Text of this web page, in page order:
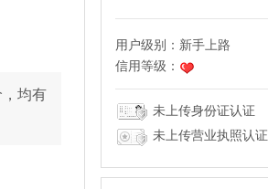
均有
用户级别： 新手上路
信用等级：
未上传身份证认证
未上传营业执照认证